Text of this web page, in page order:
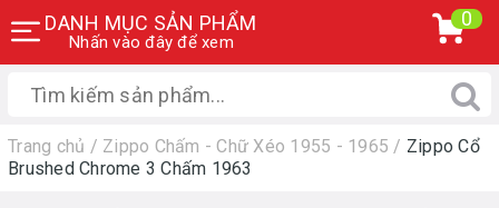
DANH MỤC SẢN PHẨM
Nhấn vào đây để xem
0
Trang chủ / Zippo Chấm - Chữ Xéo 1955 - 1965 / Zippo Cổ
Brushed Chrome 3 Chấm 1963